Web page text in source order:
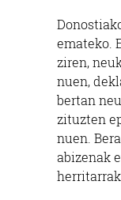
emateko.
ziren,
nuen,
bertan
zituzten
nuen.
abizenak